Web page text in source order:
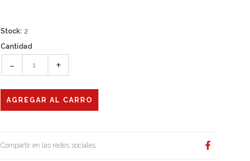
Stock: 2
Cantidad
- +
Compartir en las redes sociales